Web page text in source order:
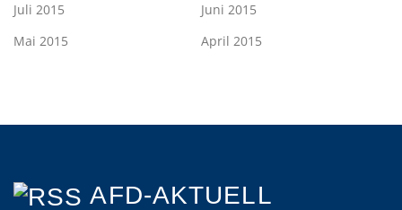
Juli 2015
Juni 2015
Mai 2015
April 2015
AFD-AKTUELL